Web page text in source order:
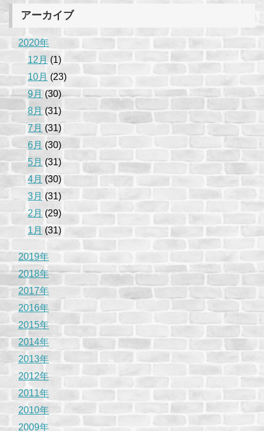
アーカイブ
2020年
12月 (1)
10月 (23)
9月 (30)
8月 (31)
7月 (31)
6月 (30)
5月 (31)
4月 (30)
3月 (31)
2月 (29)
1月 (31)
2019年
2018年
2017年
2016年
2015年
2014年
2013年
2012年
2011年
2010年
2009年